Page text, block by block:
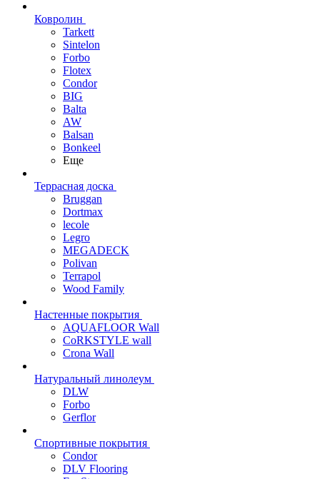
Ковролин
Tarkett
Sintelon
Forbo
Flotex
Condor
BIG
Balta
AW
Balsan
Bonkeel
Еще
Террасная доска
Bruggan
Dortmax
lecole
Legro
MEGADECK
Polivan
Terrapol
Wood Family
Настенные покрытия
AQUAFLOOR Wall
CoRKSTYLE wall
Crona Wall
Натуральный линолеум
DLW
Forbo
Gerflor
Спортивные покрытия
Condor
DLV Flooring